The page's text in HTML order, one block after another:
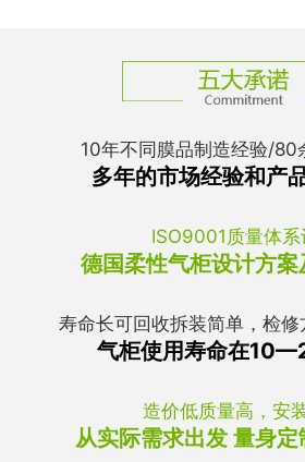
10年不同膜品制造经验/80
多年的市场经验和产
ISO9001质量体系
德国柔性气柜设计方
寿命长可回收拆装简单，检修
气柜使用寿命在
造价低质量高，安
从实际需求出发 量身定